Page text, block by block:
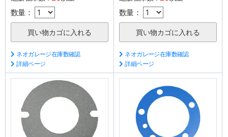
数量：
ネオガレージ在庫数確認
詳細ページ
数量：
ネオガレージ在庫数確認
詳細ページ